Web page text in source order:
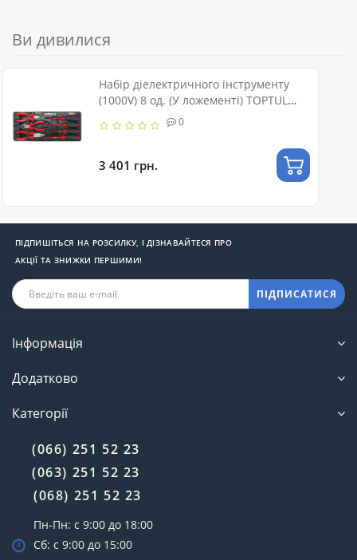
Ви дивилися
Набір діелектричного інструменту
(1000V) 8 од. (У ложементі) TOPTUL
0
3 401 грн.
ПІДПИШІТЬСЯ НА РОЗСИЛКУ, І ДІЗНАВАЙТЕСЯ ПРО
АКЦІЇ ТА ЗНИЖКИ ПЕРШИМИ!
ПІДПИСАТИСЯ
Інформація
Додатково
Категорії
(066) 251 52 23
(063) 251 52 23
(068) 251 52 23
Пн-Пн: с 9:00 до 18:00
Сб: с 9:00 до 15:00